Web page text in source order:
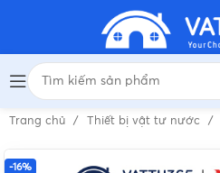
Trang chủ Thiết bị vật tư nước
-16%